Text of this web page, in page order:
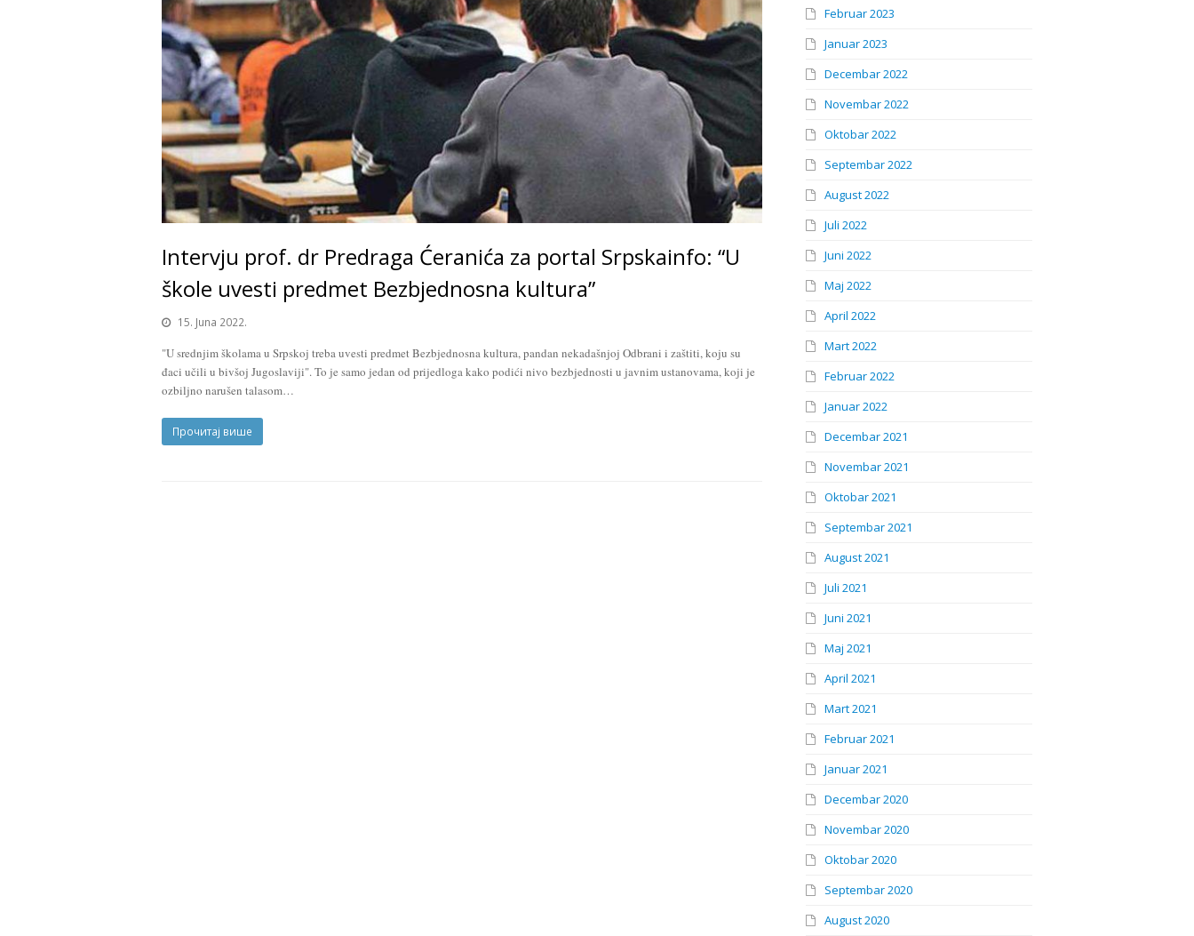
Intervju prof. dr Predraga Ćeranića za portal Srpskainfo: “U
škole uvesti predmet Bezbjednosna kultura”
15. Juna 2022.
"U srednjim školama u Srpskoj treba uvesti predmet Bezbjednosna kultura, pandan nekadašnjoj Odbrani i zaštiti, koju su
đaci učili u bivšoj Jugoslaviji". To je samo jedan od prijedloga kako podići nivo bezbjednosti u javnim ustanovama, koji je
ozbiljno narušen talasom…
Прочитај више
Februar 2023
Januar 2023
Decembar 2022
Novembar 2022
Oktobar 2022
Septembar 2022
August 2022
Juli 2022
Juni 2022
Maj 2022
April 2022
Mart 2022
Februar 2022
Januar 2022
Decembar 2021
Novembar 2021
Oktobar 2021
Septembar 2021
August 2021
Juli 2021
Juni 2021
Maj 2021
April 2021
Mart 2021
Februar 2021
Januar 2021
Decembar 2020
Novembar 2020
Oktobar 2020
Septembar 2020
August 2020